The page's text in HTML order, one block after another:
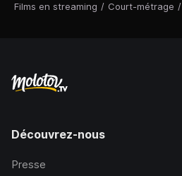
Films en streaming / Court-métrage /
Découvrez-nous
Presse